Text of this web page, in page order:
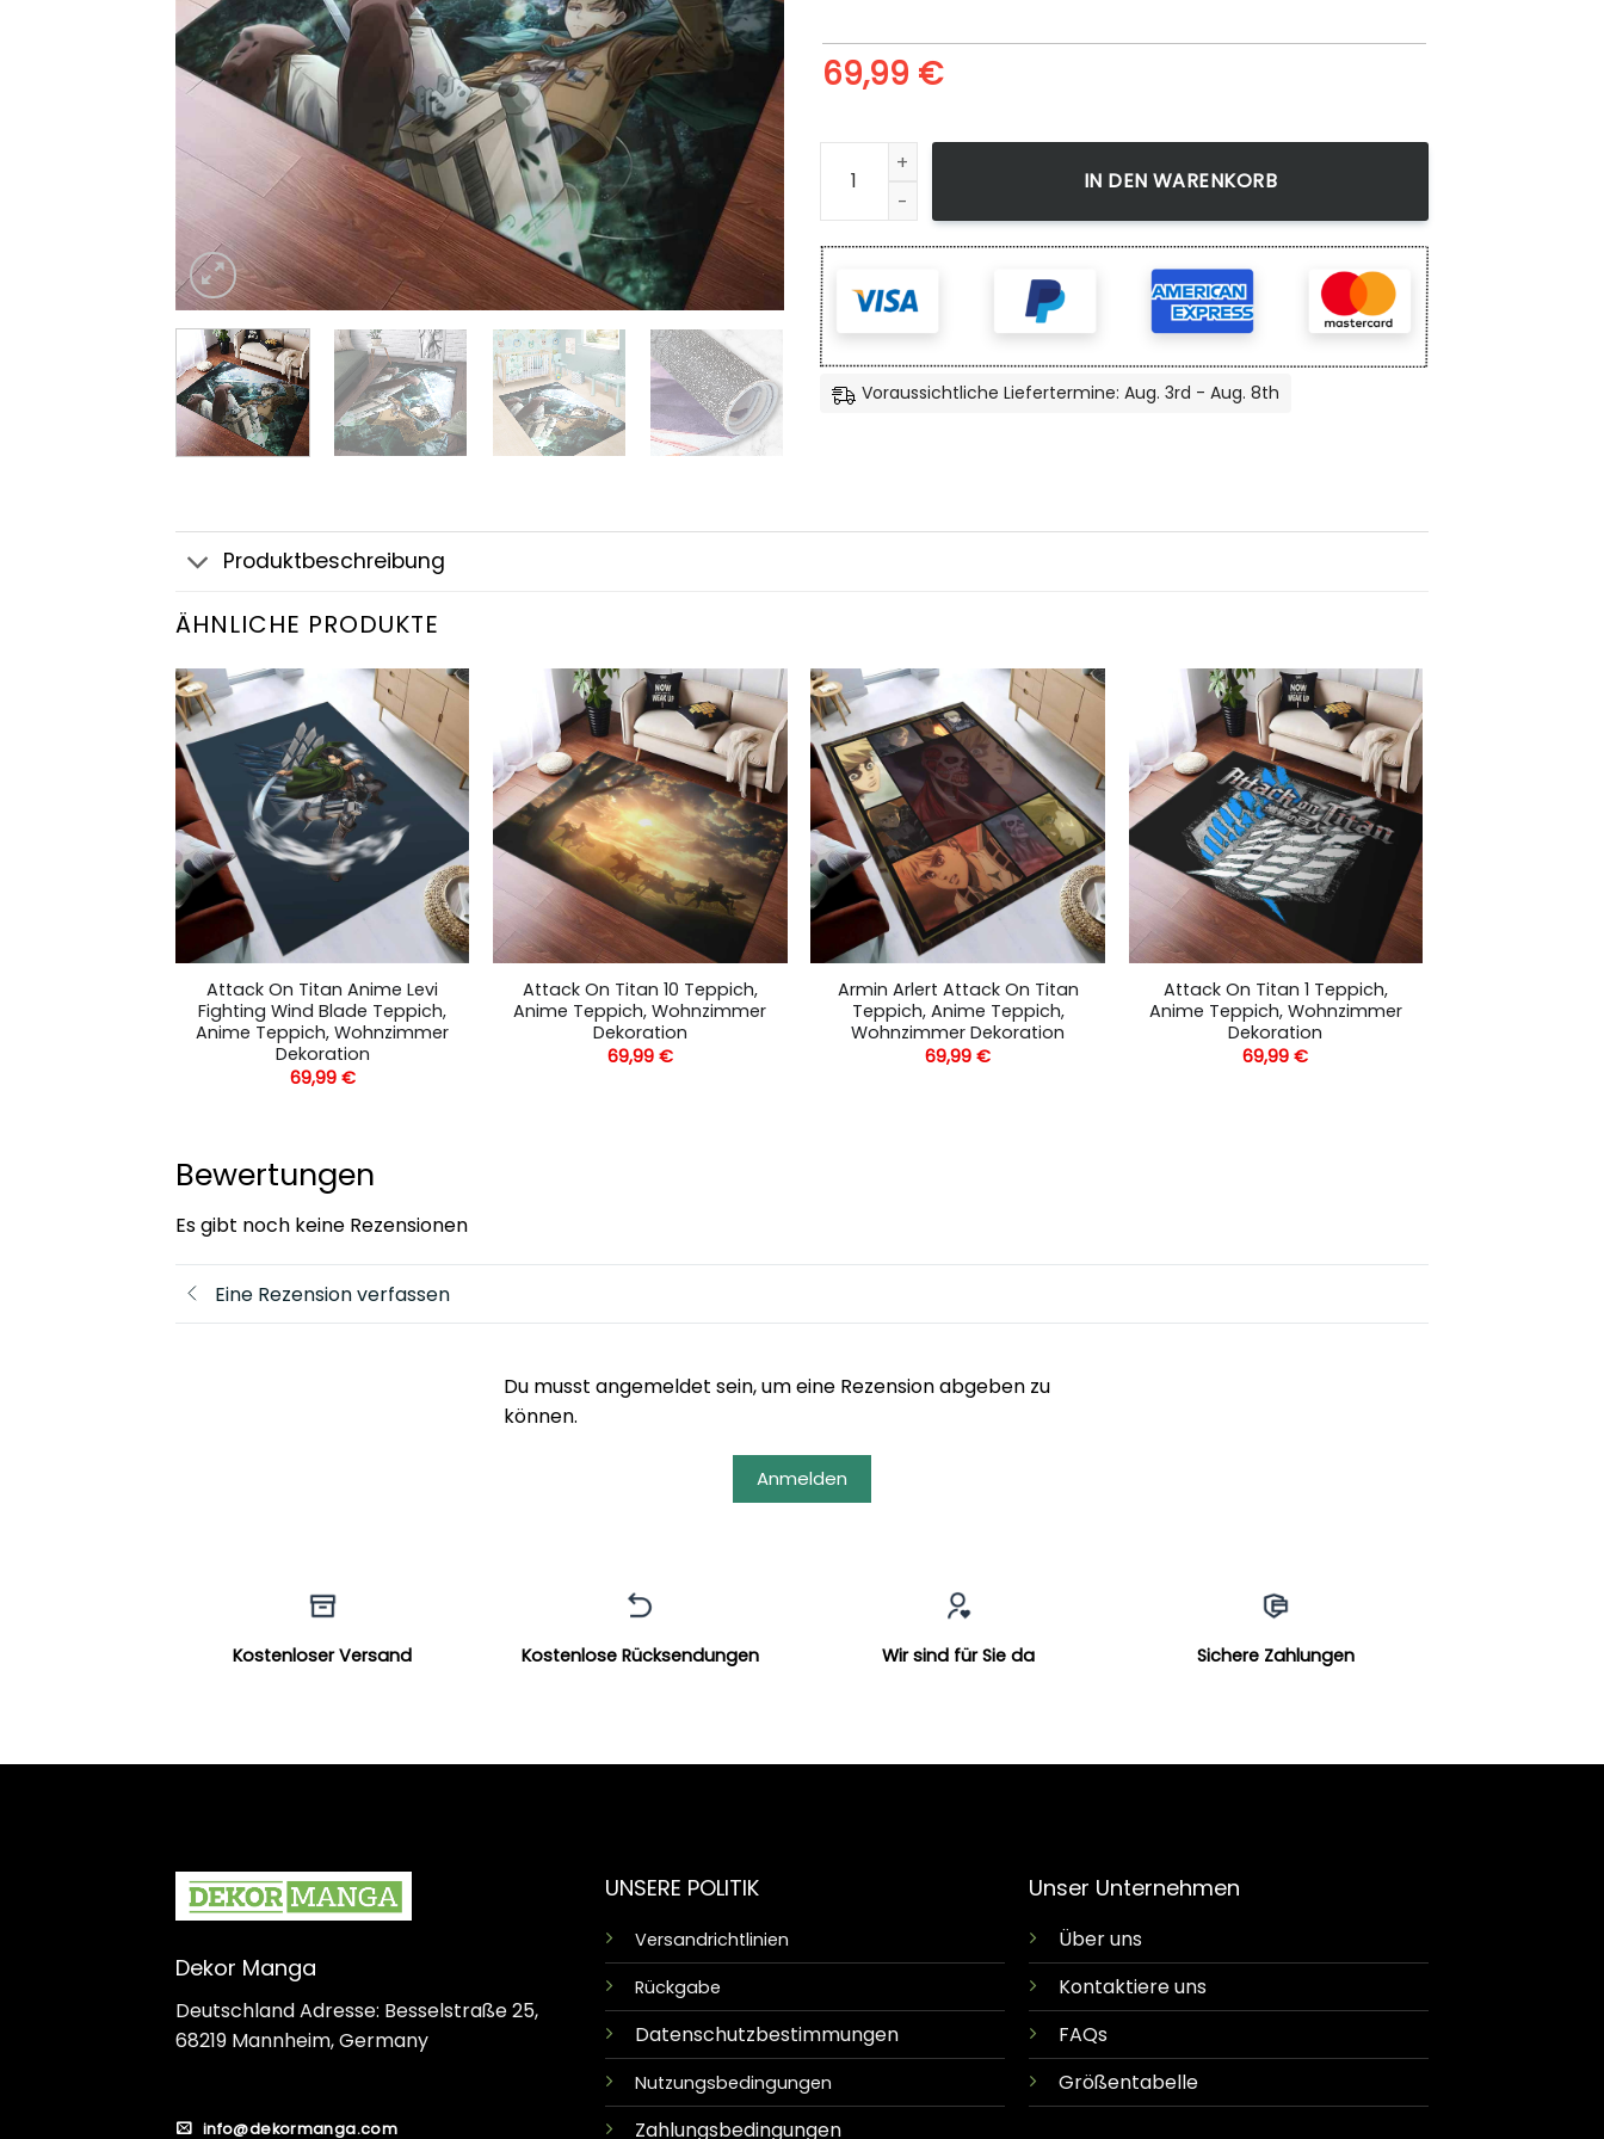
69,99 €
Levi Ackerman Aot Teppich, Anime Teppich, Wohnzimmer Dekoration Menge
IN DEN WARENKORB
Voraussichtliche Liefertermine: Aug. 3rd - Aug. 8th
Produktbeschreibung
ÄHNLICHE PRODUKTE
Attack On Titan Anime Levi
Fighting Wind Blade Teppich,
Anime Teppich, Wohnzimmer
Dekoration
69,99 €
Attack On Titan 10 Teppich,
Anime Teppich, Wohnzimmer
Dekoration
69,99 €
Armin Arlert Attack On Titan
Teppich, Anime Teppich,
Wohnzimmer Dekoration
69,99€
Attack On Titan 1 Teppich,
Anime Teppich, Wohnzimmer
Dekoration
69,99€
Bewertungen
Es gibt noch keine Rezensionen
Eine Rezension verfassen
Du musst angemeldet sein, um eine Rezension abgeben zu
können.
Anmelden
Kostenloser Versand Kostenlose Rücksendungen Wir sind für Sie da Sichere Zahlungen
Dekor Manga
Deutschland Adresse: Besselstraße 25,
68219 Mannheim, Germany
info@dekormanga.com
UNSERE POLITIK
Versandrichtlinien
Rückgabe
Datenschutzbestimmungen
Nutzungsbedingungen
Zahlungsbedingungen
Unser Unternehmen
Über uns
Kontaktiere uns
FAQs
Größentabelle